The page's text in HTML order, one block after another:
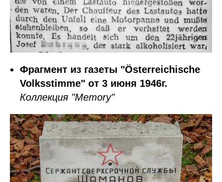
Фрагмент из газеты "Österreichische
Volksstimme" от 3 июня 1946г.
Коллекция "Memory"